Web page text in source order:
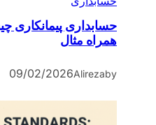
حسابداری
همراه مثال
by
Alireza
09/02/2026